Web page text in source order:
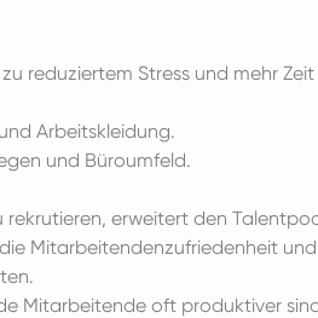
reduziertem Stress und mehr
Arbeitskleidung.
und Büroumfeld.
erweitert den
Mitarbeitendenzufriedenheit
Mitarbeitende oft produktiver